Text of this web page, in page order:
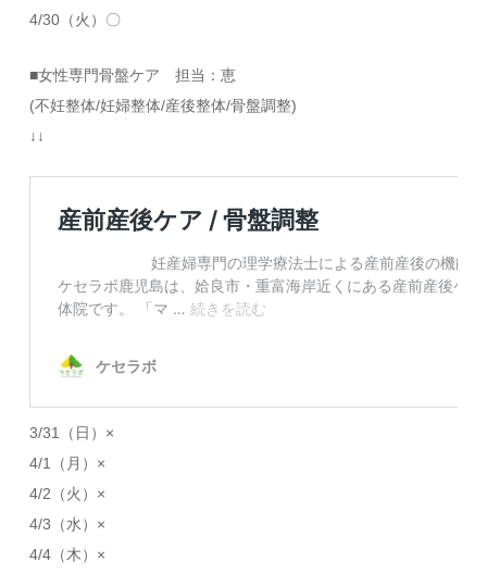
4/30（火）〇
■女性専門骨盤ケア 担当：恵
(不妊整体/妊婦整体/産後整体/骨盤調整)
↓↓
3/31（日）×
4/1（月）×
4/2（火）×
4/3（水）×
4/4（木）×